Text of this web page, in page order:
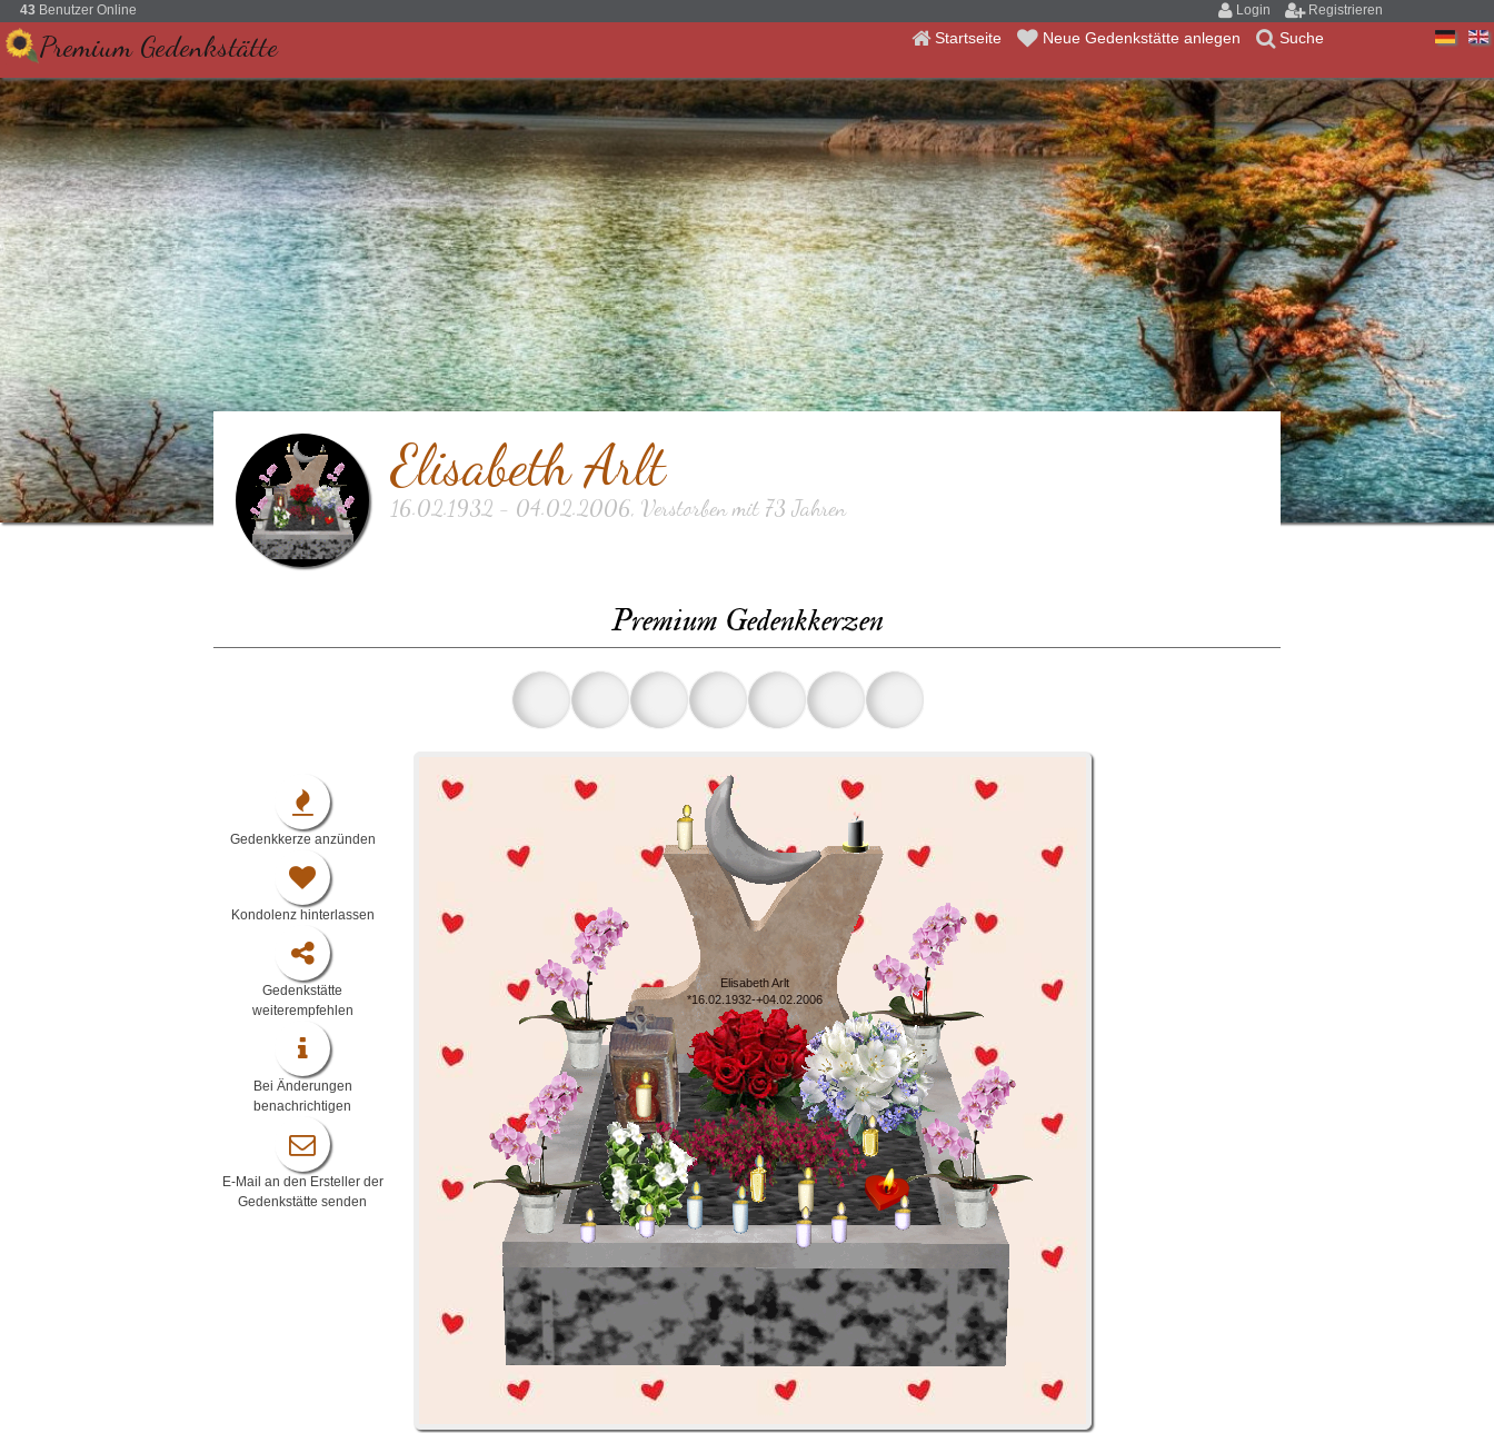
43 Benutzer Online Login Registrieren
Premium Gedenkstätte Startseite Neue Gedenkstätte anlegen Suche
Elisabeth Arlt
16.02.1932 - 04.02.2006, Verstorben mit 73 Jahren
Premium Gedenkkerzen
Gedenkkerze anzünden
Kondolenz hinterlassen
Gedenkstätte
weiterempfehlen
Bei Änderungen
benachrichtigen
E-Mail an den Ersteller der
Gedenkstätte senden
Elisabeth Arlt
*16.02.1932-+04.02.2006